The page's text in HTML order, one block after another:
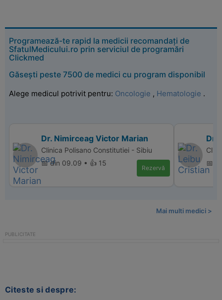
Programează-te rapid la medicii recomandați de
SfatulMedicului.ro prin serviciul de programări
Clickmed
Găsești peste 7500 de medici cu program disponibil
Alege medicul potrivit pentru: Oncologie , Hematologie .
Dr. Nimirceag Victor Marian
Clinica Polisano Constitutiei - Sibiu
📅 din 09.09 • 👍 15
Rezervă
Dr.
📅
Mai multi medici >
Citeste si despre: